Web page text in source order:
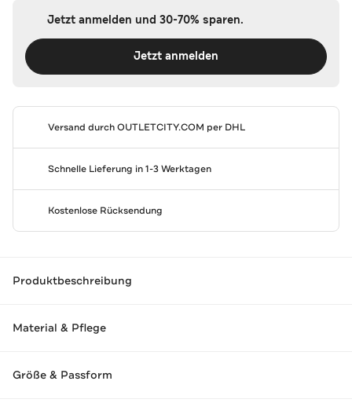
Jetzt anmelden und 30-70% sparen.
Jetzt anmelden
Versand durchOUTLETCITY.COM per DHL
Schnelle Lieferung in 1-3 Werktagen
Kostenlose Rücksendung
Produktbeschreibung
Material & Pflege
Größe & Passform